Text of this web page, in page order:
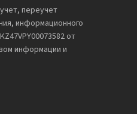
переучет
информационного
от
информации и